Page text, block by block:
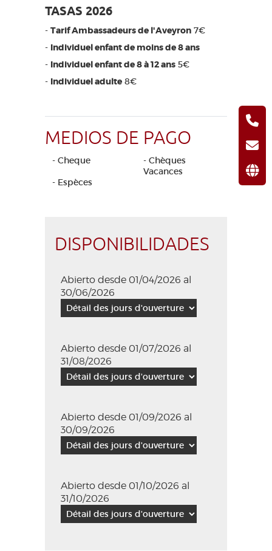
TASAS 2026
- Tarif Ambassadeurs de l'Aveyron 7€
- Individuel enfant de moins de 8 ans
- Individuel enfant de 8 à 12 ans 5€
- Individuel adulte 8€
MEDIOS DE PAGO
- Cheque
- Chèques
Vacances
- Espèces
DISPONIBILIDADES
Abierto desde 01/04/2026 al
30/06/2026
Abierto desde 01/07/2026 al
31/08/2026
Abierto desde 01/09/2026 al
30/09/2026
Abierto desde 01/10/2026 al
31/10/2026